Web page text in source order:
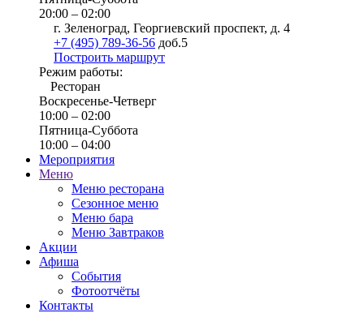
20:00 – 02:00
г. Зеленоград, Георгиевский проспект, д. 4
+7 (495) 789-36-56 доб.5
Построить маршрут
Режим работы:
Ресторан
Воскресенье-Четверг
10:00 – 02:00
Пятница-Суббота
10:00 – 04:00
Мероприятия
Меню
Меню ресторана
Сезонное меню
Меню бара
Меню Завтраков
Акции
Афиша
События
Фотоотчёты
Контакты